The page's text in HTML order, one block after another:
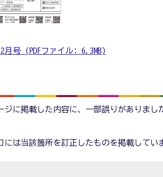
月号 (PDFファイル: 6.3MB)
ジに掲載した内容に、一部誤りがありまし
には当該箇所を訂正したものを掲載してい